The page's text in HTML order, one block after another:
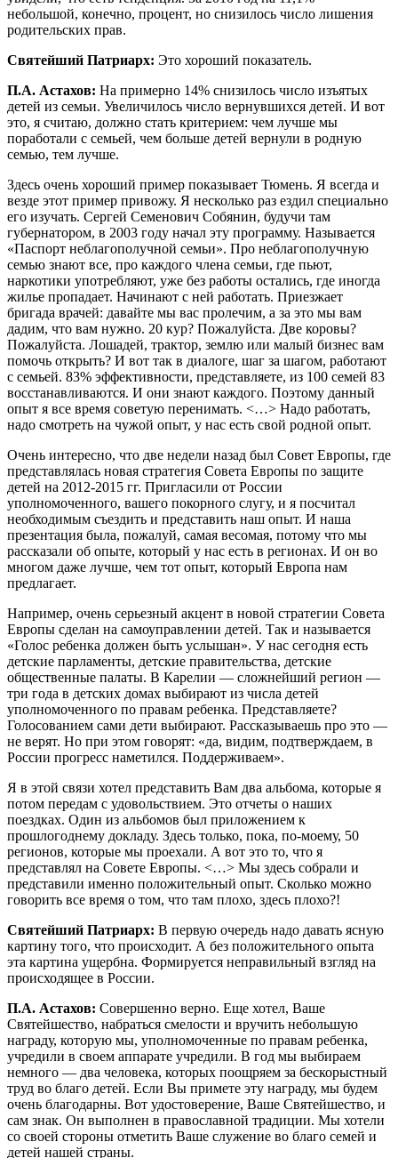
небольшой, конечно, процент, но снизилось число лишения
родительских прав.
Святейший Патриарх: Это хороший показатель.
П.А. Астахов: На примерно 14% снизилось число изъятых
детей из семьи. Увеличилось число вернувшихся детей. И вот
это, я считаю, должно стать критерием: чем лучше мы
поработали с семьей, чем больше детей вернули в родную
семью, тем лучше.
Здесь очень хороший пример показывает Тюмень. Я всегда и
везде этот пример привожу. Я несколько раз ездил специально
его изучать. Сергей Семенович Собянин, будучи там
губернатором, в 2003 году начал эту программу. Называется
«Паспорт неблагополучной семьи». Про неблагополучную
семью знают все, про каждого члена семьи, где пьют,
наркотики употребляют, уже без работы остались, где иногда
жилье пропадает. Начинают с ней работать. Приезжает
бригада врачей: давайте мы вас пролечим, а за это мы вам
дадим, что вам нужно. 20 кур? Пожалуйста. Две коровы?
Пожалуйста. Лошадей, трактор, землю или малый бизнес вам
помочь открыть? И вот так в диалоге, шаг за шагом, работают
с семьей. 83% эффективности, представляете, из 100 семей 83
восстанавливаются. И они знают каждого. Поэтому данный
опыт я все время советую перенимать. <…> Надо работать,
надо смотреть на чужой опыт, у нас есть свой родной опыт.
Очень интересно, что две недели назад был Совет Европы, где
представлялась новая стратегия Совета Европы по защите
детей на 2012-2015 гг. Пригласили от России
уполномоченного, вашего покорного слугу, и я посчитал
необходимым съездить и представить наш опыт. И наша
презентация была, пожалуй, самая весомая, потому что мы
рассказали об опыте, который у нас есть в регионах. И он во
многом даже лучше, чем тот опыт, который Европа нам
предлагает.
Например, очень серьезный акцент в новой стратегии Совета
Европы сделан на самоуправлении детей. Так и называется
«Голос ребенка должен быть услышан». У нас сегодня есть
детские парламенты, детские правительства, детские
общественные палаты. В Карелии — сложнейший регион —
три года в детских домах выбирают из числа детей
уполномоченного по правам ребенка. Представляете?
Голосованием сами дети выбирают. Рассказываешь про это —
не верят. Но при этом говорят: «да, видим, подтверждаем, в
России прогресс наметился. Поддерживаем».
Я в этой связи хотел представить Вам два альбома, которые я
потом передам с удовольствием. Это отчеты о наших
поездках. Один из альбомов был приложением к
прошлогоднему докладу. Здесь только, пока, по-моему, 50
регионов, которые мы проехали. А вот это то, что я
представлял на Совете Европы. <…> Мы здесь собрали и
представили именно положительный опыт. Сколько можно
говорить все время о том, что там плохо, здесь плохо?!
Святейший Патриарх: В первую очередь надо давать ясную
картину того, что происходит. А без положительного опыта
эта картина ущербна. Формируется неправильный взгляд на
происходящее в России.
П.А. Астахов: Совершенно верно. Еще хотел, Ваше
Святейшество, набраться смелости и вручить небольшую
награду, которую мы, уполномоченные по правам ребенка,
учредили в своем аппарате учредили. В год мы выбираем
немного — два человека, которых поощряем за бескорыстный
труд во благо детей. Если Вы примете эту награду, мы будем
очень благодарны. Вот удостоверение, Ваше Святейшество, и
сам знак. Он выполнен в православной традиции. Мы хотели
со своей стороны отметить Ваше служение во благо семей и
детей нашей страны.